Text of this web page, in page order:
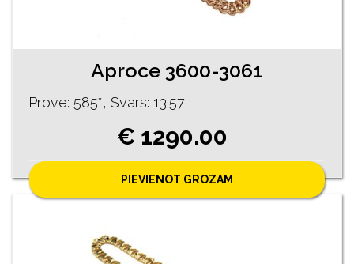
Aproce 3600-3061
Prove: 585*, Svars: 13.57
€ 1290.00
PIEVIENOT GROZAM